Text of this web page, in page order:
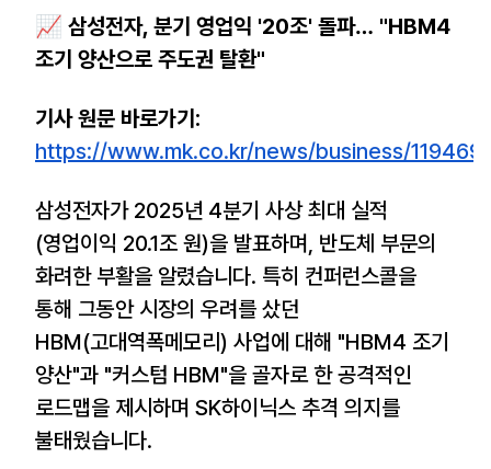
📈 삼성전자, 분기 영업익 '20조' 돌파… "HBM4
조기 양산으로 주도권 탈환"
기사 원문 바로가기:
https://www.mk.co.kr/news/business/
삼성전자가 2025년 4분기 사상 최대 실적
(영업이익 20.1조 원)을 발표하며, 반도체 부문의
화려한 부활을 알렸습니다. 특히 컨퍼런스콜을
통해 그동안 시장의 우려를 샀던
HBM(고대역폭메모리) 사업에 대해 "HBM4 조기
양산"과 "커스텀 HBM"을 골자로 한 공격적인
로드맵을 제시하며 SK하이닉스 추격 의지를
불태웠습니다.